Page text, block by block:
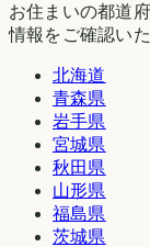
お住まいの都道
情報をご確認い
北海道
青森県
岩手県
宮城県
秋田県
山形県
福島県
茨城県